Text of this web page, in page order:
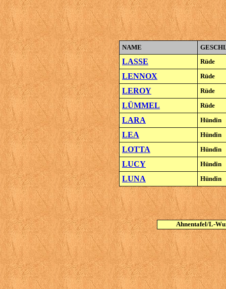
NAME
LASSE Rüde
LENNOX Rüde
LEROY Rüde
LÜMMEL Rüde
LARA Hündin
LEA Hündin
LOTTA Hündin
LUCY Hündin
LUNA Hündin
Ahnentafel/L-